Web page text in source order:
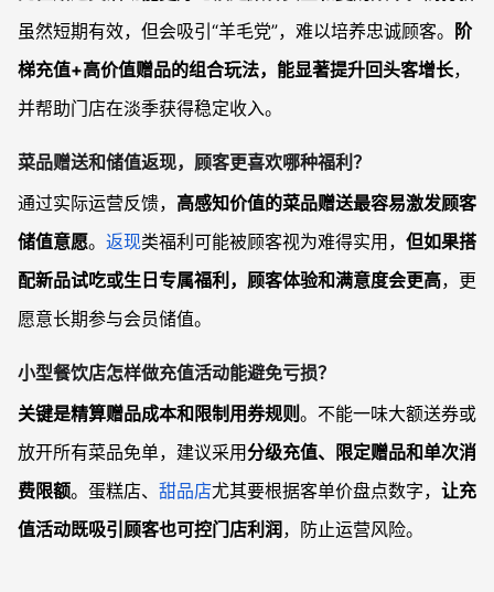
虽然短期有效，但会吸引“羊毛党”，难以培养忠诚顾客。 阶
梯充值+高价值赠品的组合玩法，能显著提升回头客增长，
并帮助门店在淡季获得稳定收入。
菜品赠送和储值返现，顾客更喜欢哪种福利？
通过实际运营反馈， 高感知价值的菜品赠送最容易激发顾客
储值意愿。 返现类福利可能被顾客视为难得实用， 但如果搭
配新品试吃或生日专属福利，顾客体验和满意度会更高，更
愿意长期参与会员储值。
小型餐饮店怎样做充值活动能避免亏损？
关键是精算赠品成本和限制用券规则。不能一味大额送券或
放开所有菜品免单，建议采用分级充值、限定赠品和单次消
费限额。蛋糕店、 甜品店尤其要根据客单价盘点数字， 让充
值活动既吸引顾客也可控门店利润 ，防止运营风险。